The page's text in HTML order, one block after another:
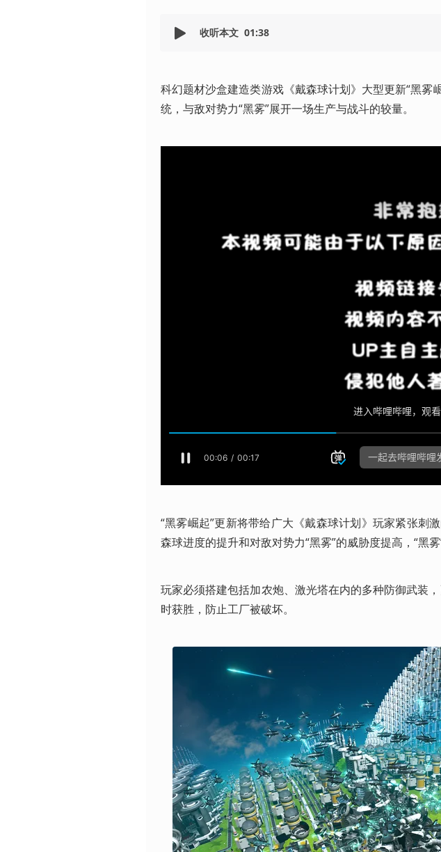
收听本文 01:38
科幻题材沙盒建造类游戏《戴森球计划》大型更新“黑
统，与敌对势力“黑雾”展开一场生产与战斗的较量。
“黑雾崛起”更新将带给广大《戴森球计划》玩家紧张
森球进度的提升和对敌对势力“黑雾”的威胁度提高，“黑
玩家必须搭建包括加农炮、激光塔在内的多种防御武装
时获胜，防止工厂被破坏。